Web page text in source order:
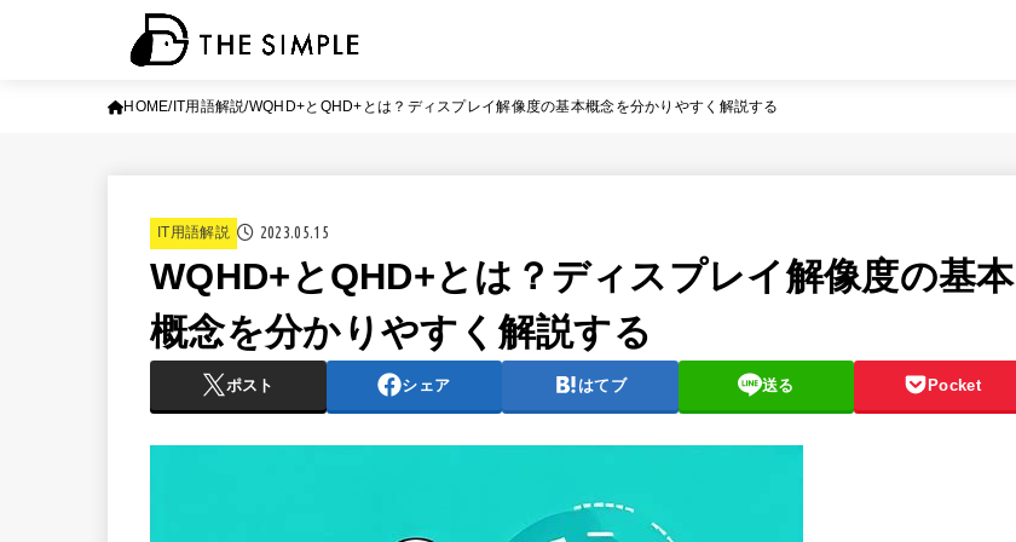
HOME IT用語解説 WQHD+とQHD+とは？ディスプレイ解像度の基本概念を分かりやすく解説する
IT用語解説 2023.05.15
WQHD+とQHD+とは？ディスプレイ解像度の基本
概念を分かりやすく解説する
ポスト シェア はてブ 送る Pocket